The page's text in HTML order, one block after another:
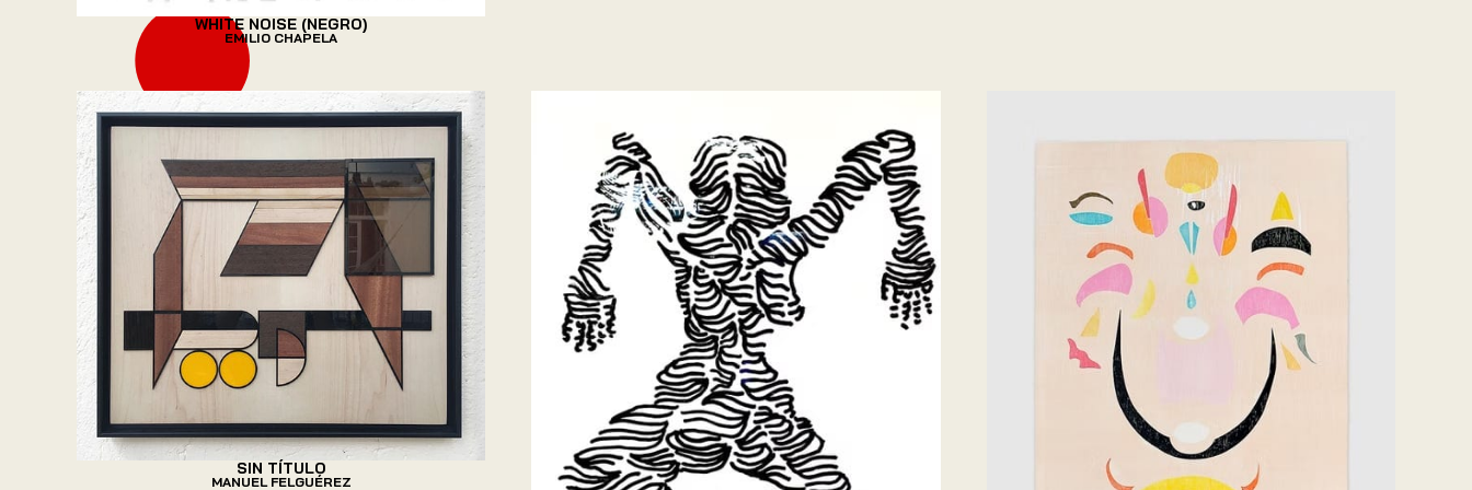
WHITE NOISE (NEGRO)
EMILIO CHAPELA
SIN TÍTULO
MANUEL FELGUÉREZ